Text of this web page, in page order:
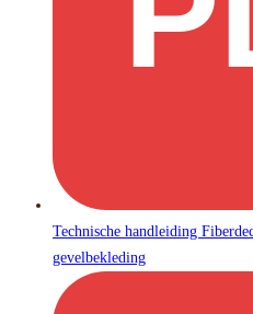
Technische handleiding
gevelbekleding